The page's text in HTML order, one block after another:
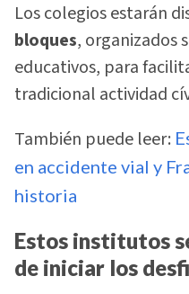
Los colegios estarán
bloques, organizados
educativos, para
tradicional actividad
También puede leer:
en accidente vial y
historia
Estos institutos
de iniciar los